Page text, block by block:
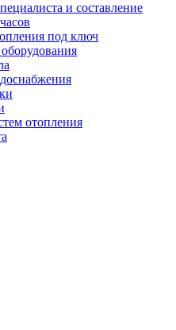
и составление
под ключ
отопления